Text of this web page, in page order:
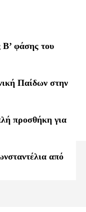
φάσης του
Παίδων στην
προσθήκη για
από